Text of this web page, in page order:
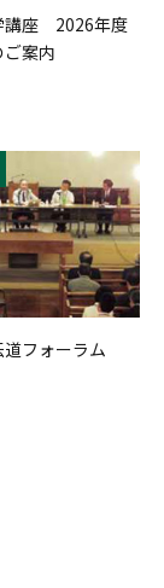
講座 2026年度
案内
フォーラム